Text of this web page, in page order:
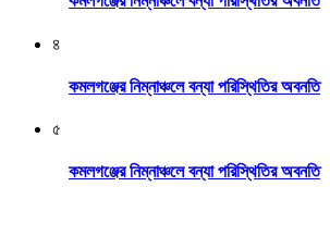
৪
কমলগঞ্জের নিম্নাঞ্চলে বন্যা পরিস্থিতির অবনতি
৫
কমলগঞ্জের নিম্নাঞ্চলে বন্যা পরিস্থিতির অবনতি